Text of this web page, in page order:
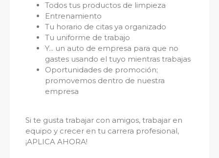
Todos tus productos de limpieza
Entrenamiento
Tu horario de citas ya organizado
Tu uniforme de trabajo
Y... un auto de empresa para que no
gastes usando el tuyo mientras trabajas
Oportunidades de promoción;
promovemos dentro de nuestra
empresa
Si te gusta trabajar con amigos, trabajar en
equipo y crecer en tu carrera profesional,
¡APLICA AHORA!